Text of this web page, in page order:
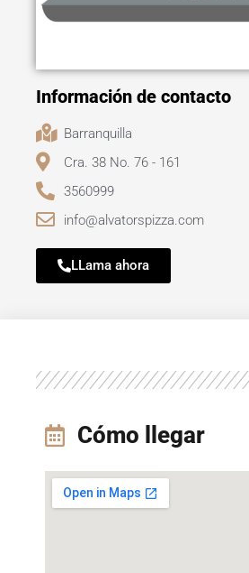
Información de contacto
Barranquilla
Cra. 38 No. 76 - 161
3560999
info@alvatorspizza.com
LLama ahora
Cómo llegar